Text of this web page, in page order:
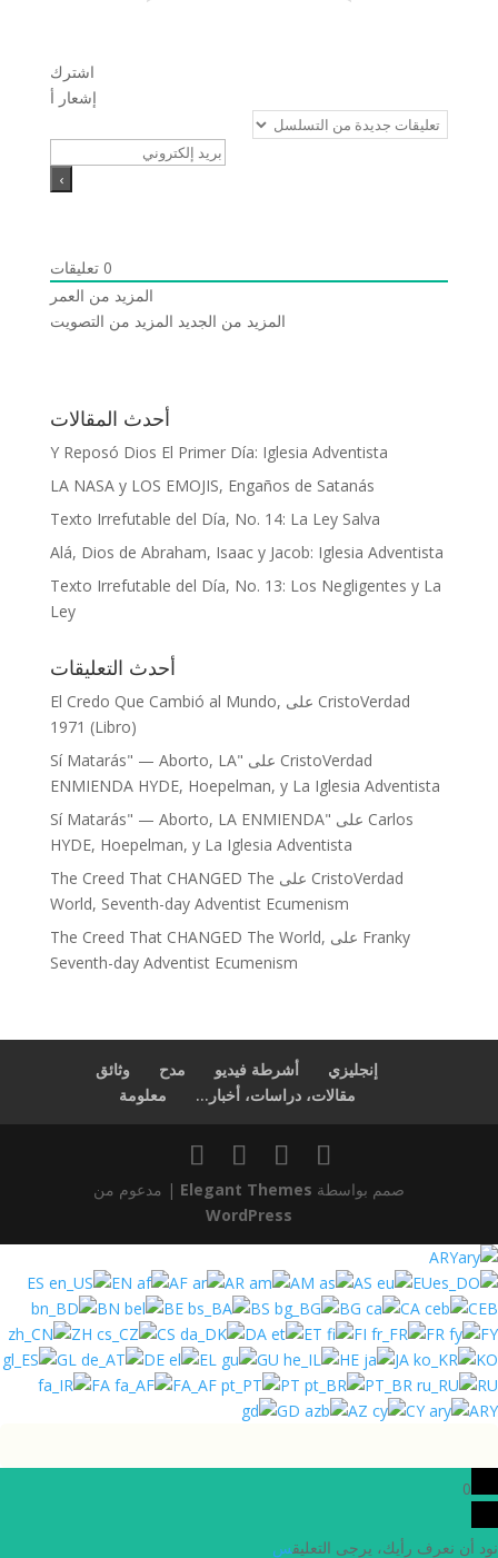
اشترك
إشعار أ
0 تعليقات
المزيد من العمر
المزيد من الجديد المزيد من التصويت
أحدث المقالات
Y Reposó Dios El Primer Día: Iglesia Adventista
LA NASA y LOS EMOJIS, Engaños de Satanás
Texto Irrefutable del Día, No. 14: La Ley Salva
Alá, Dios de Abraham, Isaac y Jacob: Iglesia Adventista
Texto Irrefutable del Día, No. 13: Los Negligentes y La
Ley
أحدث التعليقات
CristoVerdad على El Credo Que Cambió al Mundo,
1971 (Libro)
CristoVerdad على "Sí Matarás" — Aborto, LA
ENMIENDA HYDE, Hoepelman, y La Iglesia Adventista
Carlos على "Sí Matarás" — Aborto, LA ENMIENDA
HYDE, Hoepelman, y La Iglesia Adventista
CristoVerdad على The Creed That CHANGED The
World, Seventh-day Adventist Ecumenism
Franky على The Creed That CHANGED The World,
Seventh-day Adventist Ecumenism
إنجليزي أشرطة فيديو مدح
وثائق
مقالات، دراسات، أخبار...
معلومة
صمم بواسطة Elegant Themes | مدعوم من
WordPress
ARY
ES
EN AF AR AM AS
EU
BN
BE BS BG CA
CEB
ZH
CS DA ET FI FR
FY
GL
DE EL GU HE JA
KO
FA
FA_AF PT PT_BR
RU
GD
AZ CY ARY
0
نود أن نعرف رأيك، يرجى التعليقس